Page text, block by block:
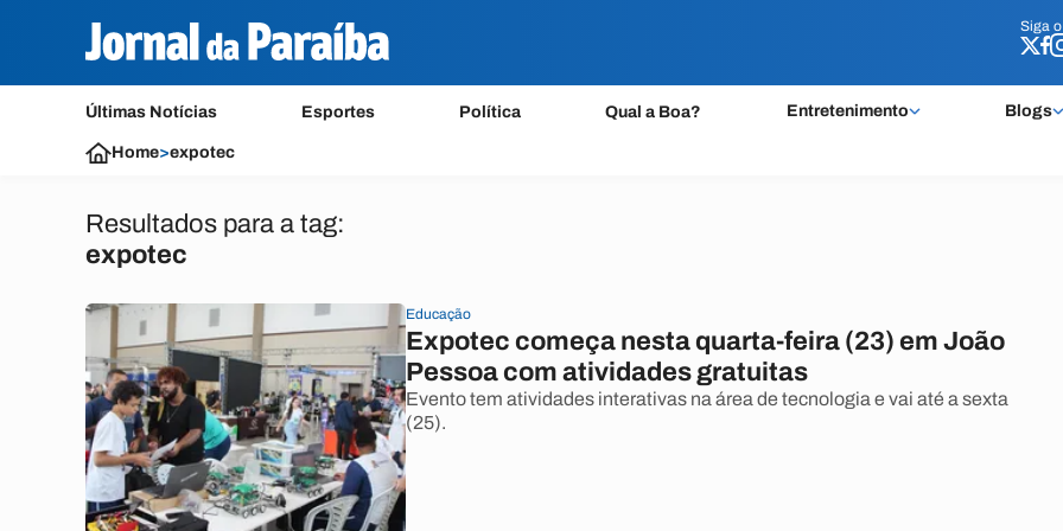
Siga o
Últimas Notícias Esportes Política Qual a Boa? Entretenimento Blogs
Siga o
Home>expotec
Resultados para a tag:
expotec
Educação
Expotec começa nesta quarta-feira (23) em João
Pessoa com atividades gratuitas
Evento tem atividades interativas na área de tecnologia e vai até a sexta
(25).